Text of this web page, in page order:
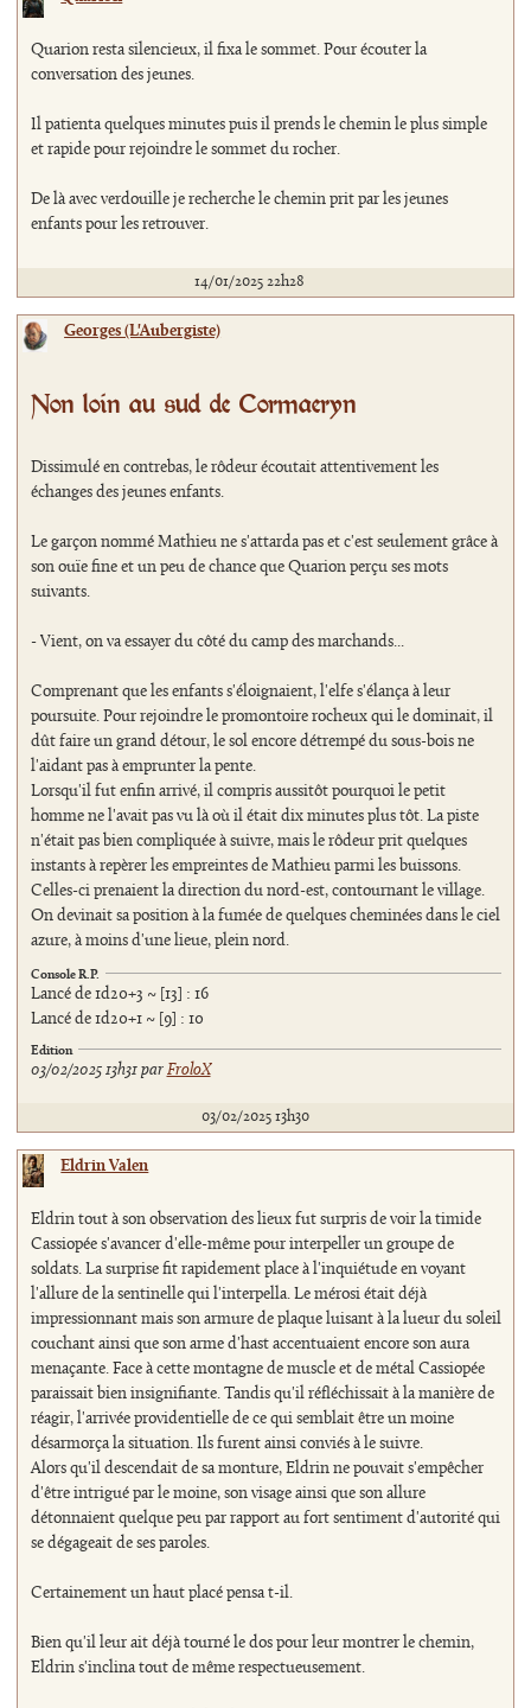
Quarion resta silencieux, il fixa le sommet. Pour écouter la
conversation des jeunes.
Il patienta quelques minutes puis il prends le chemin le plus simple
et rapide pour rejoindre le sommet du rocher.
De là avec verdouille je recherche le chemin prit par les jeunes
enfants pour les retrouver.
14/01/2025 22h28
Georges (L'Aubergiste)
Non loin au sud de Cormaeryn
Dissimulé en contrebas, le rôdeur écoutait attentivement les
échanges des jeunes enfants.
Le garçon nommé Mathieu ne s'attarda pas et c'est seulement grâce à
son ouïe fine et un peu de chance que Quarion perçu ses mots
suivants.
- Vient, on va essayer du côté du camp des marchands...
Comprenant que les enfants s'éloignaient, l'elfe s'élança à leur
poursuite. Pour rejoindre le promontoire rocheux qui le dominait, il
dût faire un grand détour, le sol encore détrempé du sous-bois ne
l'aidant pas à emprunter la pente.
Lorsqu'il fut enfin arrivé, il compris aussitôt pourquoi le petit
homme ne l'avait pas vu là où il était dix minutes plus tôt. La piste
n'était pas bien compliquée à suivre, mais le rôdeur prit quelques
instants à repèrer les empreintes de Mathieu parmi les buissons.
Celles-ci prenaient la direction du nord-est, contournant le village.
On devinait sa position à la fumée de quelques cheminées dans le ciel
azure, à moins d'une lieue, plein nord.
Console R.P.
Lancé de 1d20+3 ~ [13] : 16
Lancé de 1d20+1 ~ [9] : 10
Edition
03/02/2025 13h31 par FroloX
03/02/2025 13h30
Eldrin Valen
Eldrin tout à son observation des lieux fut surpris de voir la timide
Cassiopée s'avancer d'elle-même pour interpeller un groupe de
soldats. La surprise fit rapidement place à l'inquiétude en voyant
l'allure de la sentinelle qui l'interpella. Le mérosi était déjà
impressionnant mais son armure de plaque luisant à la lueur du soleil
couchant ainsi que son arme d'hast accentuaient encore son aura
menaçante. Face à cette montagne de muscle et de métal Cassiopée
paraissait bien insignifiante. Tandis qu'il réfléchissait à la manière de
réagir, l'arrivée providentielle de ce qui semblait être un moine
désarmorça la situation. Ils furent ainsi conviés à le suivre.
Alors qu'il descendait de sa monture, Eldrin ne pouvait s'empêcher
d'être intrigué par le moine, son visage ainsi que son allure
détonnaient quelque peu par rapport au fort sentiment d'autorité qui
se dégageait de ses paroles.
Certainement un haut placé pensa t-il.
Bien qu'il leur ait déjà tourné le dos pour leur montrer le chemin,
Eldrin s'inclina tout de même respectueusement.